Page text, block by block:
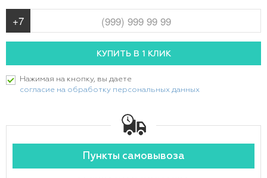
Нажимая на кнопку, вы даете
согласие на обработку персональных данных
Пункты самовывоза